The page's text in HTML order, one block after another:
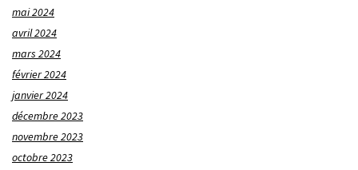
mai 2024
avril 2024
mars 2024
février 2024
janvier 2024
décembre 2023
novembre 2023
octobre 2023